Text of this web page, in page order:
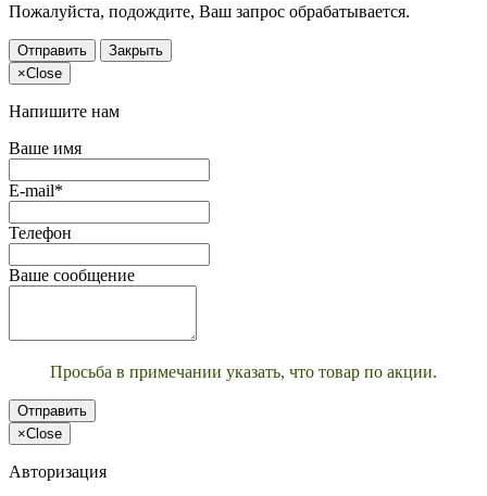
Пожалуйста, подождите, Ваш запрос обрабатывается.
Отправить
Закрыть
×Close
Напишите нам
Ваше имя
E-mail*
Телефон
Ваше сообщение
Просьба в примечании указать, что товар по акции.
Отправить
×Close
Авторизация